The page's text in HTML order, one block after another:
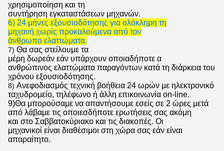
χρησιμοποίηση και τη
συντήρηση εγκαταστάσεων μηχανών.
6) 24 μήνες εξουσιοδότησης για ολόκληρη τη
μηχανή χωρίς προκαλούμενα από τον
άνθρωπο ελαττώματα.
7) Θα σας στείλουμε τα
μέρη δωρεάν εάν υπάρχουν οποιαδήποτε α
ανθρώπινος ελαττώματα παραγόντων κατά τη διάρκεια του
χρόνου εξουσιοδότησης.
8) Ανεφοδιασμός τεχνική βοήθεια 24 ωρών με ηλεκτρονικό
ταχυδρομείο, τηλέφωνο ή άλλη επικοινωνία on-line.
9)Θα μπορούσαμε να απαντήσουμε εσείς σε 2 ώρες μετά
από λάβαμε τις οποιεσδήποτε ερωτήσεις σας ακόμη
και στο Σαββατοκύριακο και τις διακοπές. Οι
μηχανικοί είναι διαθέσιμοι στη χώρα σας εάν είναι
απαραίτητο.